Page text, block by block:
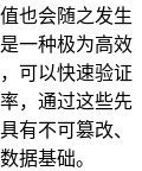
也会随之发生
一种极为高效
可以快速验证
，通过这些先
有不可篡改、
据基础。